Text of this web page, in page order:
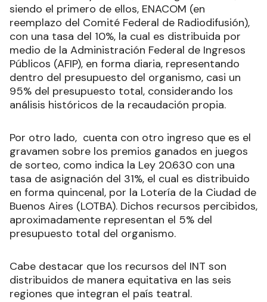
siendo el primero de ellos, ENACOM (en
reemplazo del Comité Federal de Radiodifusión),
con una tasa del 10%, la cual es distribuida por
medio de la Administración Federal de Ingresos
Públicos (AFIP), en forma diaria, representando
dentro del presupuesto del organismo, casi un
95% del presupuesto total, considerando los
análisis históricos de la recaudación propia.
Por otro lado, cuenta con otro ingreso que es el
gravamen sobre los premios ganados en juegos
de sorteo, como indica la Ley 20.630 con una
tasa de asignación del 31%, el cual es distribuido
en forma quincenal, por la Lotería de la Ciudad de
Buenos Aires (LOTBA). Dichos recursos percibidos,
aproximadamente representan el 5% del
presupuesto total del organismo.
Cabe destacar que los recursos del INT son
distribuidos de manera equitativa en las seis
regiones que integran el país teatral.